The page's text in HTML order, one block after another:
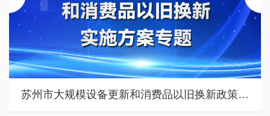
苏州市大规模设备更新和消费品以旧换新政策专题